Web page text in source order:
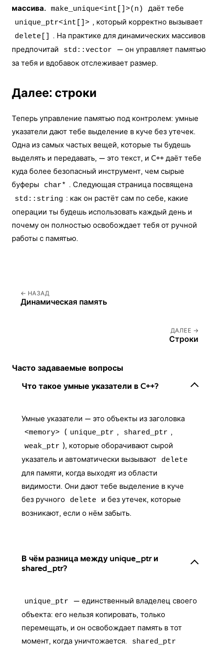
массива. make_unique<int[]>(n) даёт тебе
unique_ptr<int[]> , который корректно вызывает
delete[]
. На практике для динамических массивов
предпочитай
std::vector
— он управляет памятью
за тебя и вдобавок отслеживает размер.
Далее: строки
Теперь управление памятью под контролем: умные
указатели дают тебе выделение в куче без утечек.
Одна из самых частых вещей, которые ты будешь
выделять и передавать, — это текст, и C++ даёт тебе
куда более безопасный инструмент, чем сырые
буферы
char* . Следующая страница посвящена
std::string : как он растёт сам по себе, какие
операции ты будешь использовать каждый день и
почему он полностью освобождает тебя от ручной
работы с памятью.
НАЗАД
Динамическая память
ДАЛЕЕ
Строки
Часто задаваемые вопросы
Что такое умные указатели в C++?
Умные указатели — это объекты из заголовка
<memory> ( unique_ptr , shared_ptr ,
weak_ptr ), которые оборачивают сырой
указатель и автоматически вызывают
delete
для памяти, когда выходят из области
видимости. Они дают тебе выделение в куче
без ручного
delete
и без утечек, которые
возникают, если о нём забыть.
В чём разница между unique_ptr и
shared_ptr?
unique_ptr
— единственный владелец своего
объекта: его нельзя копировать, только
перемещать, и он освобождает память в тот
момент, когда уничтожается.
shared_ptr